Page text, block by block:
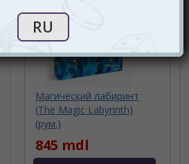
Магический лабиринт
(The Magic Labyrinth)
(рум.)
845 mdl